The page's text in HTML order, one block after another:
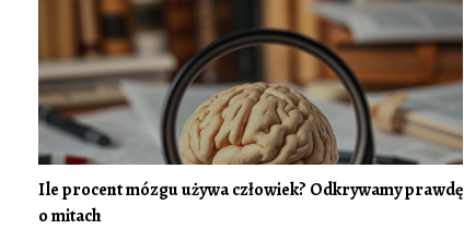
Ile procent mózgu używa człowiek? Odkrywamy prawdę
o mitach